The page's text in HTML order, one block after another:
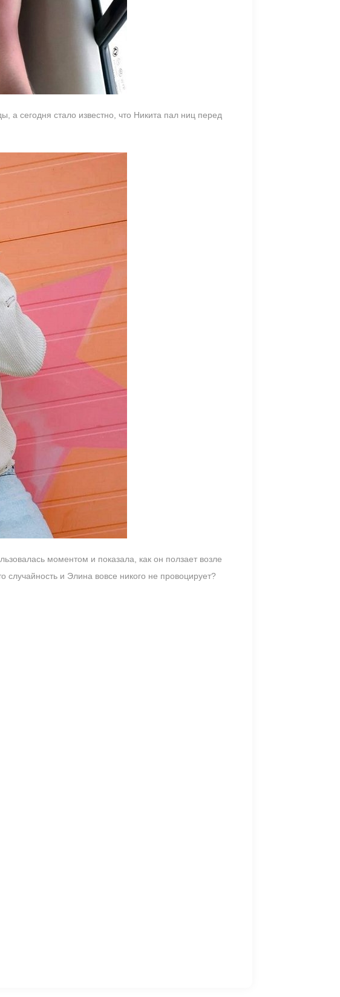
сегодня стало известно, что Никита пал ниц перед
моментом и показала, как он ползает возле
и Элина вовсе никого не провоцирует?